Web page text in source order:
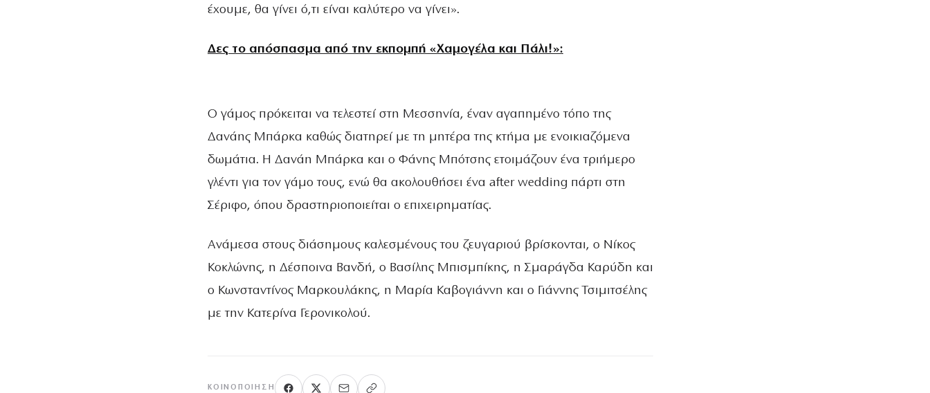
έχουμε, θα γίνει ό,τι είναι καλύτερο να γίνει».
Δες το απόσπασμα από την εκπομπή «Χαμογέλα και Πάλι!»:
Ο γάμος πρόκειται να τελεστεί στη Μεσσηνία, έναν αγαπημένο τόπο της
Δανάης Μπάρκα καθώς διατηρεί με τη μητέρα της κτήμα με ενοικιαζόμενα
δωμάτια. Η Δανάη Μπάρκα και ο Φάνης Μπότσης ετοιμάζουν ένα τριήμερο
γλέντι για τον γάμο τους, ενώ θα ακολουθήσει ένα after wedding πάρτι στη
Σέριφο, όπου δραστηριοποιείται ο επιχειρηματίας.
Ανάμεσα στους διάσημους καλεσμένους του ζευγαριού βρίσκονται, ο Νίκος
Κοκλώνης, η Δέσποινα Βανδή, ο Βασίλης Μπισμπίκης, η Σμαράγδα Καρύδη και
ο Κωνσταντίνος Μαρκουλάκης, η Μαρία Καβογιάννη και ο Γιάννης Τσιμιτσέλης
με την Κατερίνα Γερονικολού.
ΚΟΙΝΟΠΟΊΗΣΗ